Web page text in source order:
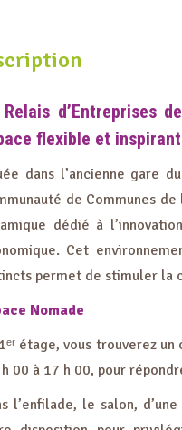
d’Entreprises
flexible et
dans l’ancienne gare
de Communes
dédié à
Cet
permet de stimuler la
Nomade
étage, vous trouverez
00 à 17 h 00, pour
l’enfilade, le salon,